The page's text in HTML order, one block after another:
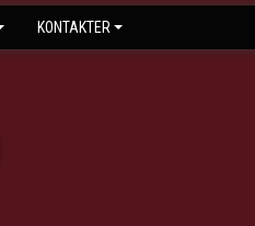
KONTAKTER